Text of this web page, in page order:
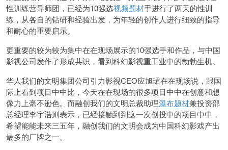
性训练营导师团，已经为10强选视频题材手进行了两天的性训
练，从各自的钻研和经验出发，为年轻的创作人进行细致的指导
和耐心的重要启示。
更重要的较为较为集中在在现场展示的10强选手和作品，与中国
影视公司发作了形成共识，看到科幻影视重工业中的勃勃生机。
华人我们的文明集团公司引力影视CEO应旭珺在在现场说，跟国
际上看到项目中中比，今天在在现场的很多项目中中在创意和想
像力上毫不逊色。而融创我们的文明总裁助理瀑布题材兼投资部
总经理李宇浩则表示，已经接触到到这一次创投中的项目中中，
希望能能未来三五年，融创我们的文明会成为中国科幻影戏产出
最多的厂牌之一。